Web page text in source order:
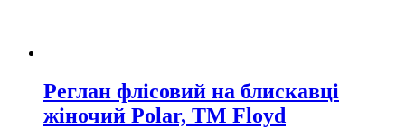
Реглан флісовий на блискавці
жіночий Polar, TM Floyd